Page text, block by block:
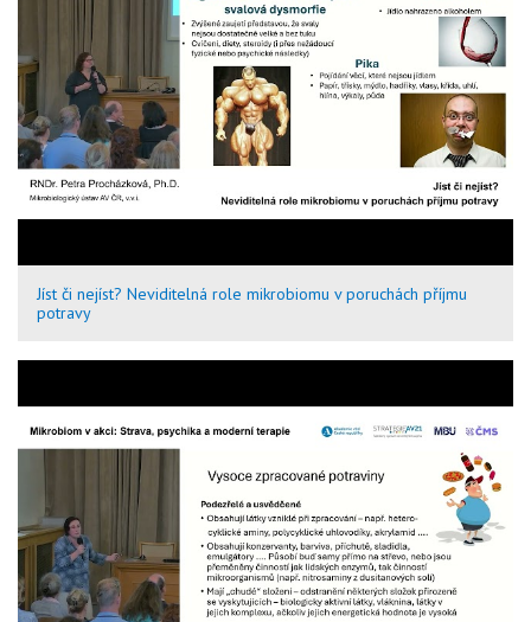
Jíst či nejíst? Neviditelná role mikrobiomu v poruchách příjmu
potravy